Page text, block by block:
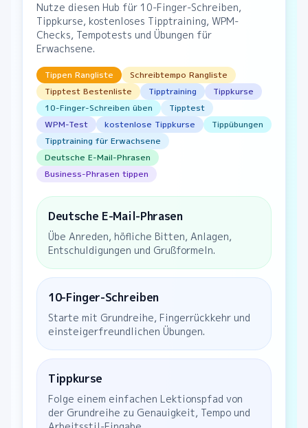
Nutze diesen Hub für 10-Finger-Schreiben,
Tippkurse, kostenloses Tipptraining, WPM-
Checks, Tempotests und Übungen für
Erwachsene.
Tippen Rangliste
Schreibtempo Rangliste
Tipptest Bestenliste
Tipptraining
Tippkurse
10-Finger-Schreiben üben
Tipptest
WPM-Test
kostenlose Tippkurse
Tippübungen
Tipptraining für Erwachsene
Deutsche E-Mail-Phrasen
Business-Phrasen tippen
Deutsche E-Mail-Phrasen
Übe Anreden, höfliche Bitten, Anlagen,
Entschuldigungen und Grußformeln.
10-Finger-Schreiben
Starte mit Grundreihe, Fingerrückkehr und
einsteigerfreundlichen Übungen.
Tippkurse
Folge einem einfachen Lektionspfad von
der Grundreihe zu Genauigkeit, Tempo und